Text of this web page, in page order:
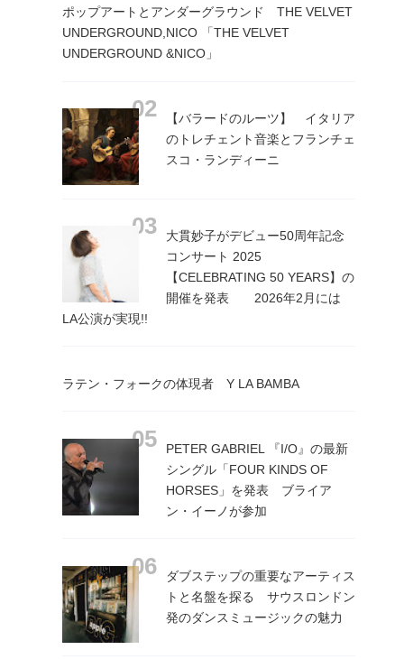
ポップアートとアンダーグラウンド THE VELVET
UNDERGROUND,NICO 「THE VELVET
UNDERGROUND &NICO」
【バラードのルーツ】 イタリア
のトレチェント音楽とフランチェ
スコ・ランディーニ
大貫妙子がデビュー50周年記念
コンサート 2025
【CELEBRATING 50 YEARS】の
開催を発表 2026年2月には
LA公演が実現!!
ラテン・フォークの体現者 Y LA BAMBA
PETER GABRIEL 『I/O』の最新
シングル「FOUR KINDS OF
HORSES」を発表 ブライア
ン・イーノが参加
ダブステップの重要なアーティス
トと名盤を探る サウスロンドン
発のダンスミュージックの魅力